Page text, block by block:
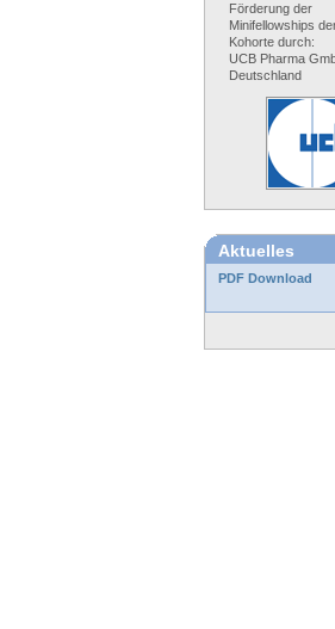
Förderung der
Minifellowships
Kohorte durch:
UCB Pharma
Deutschland
Aktuelles
PDF Download